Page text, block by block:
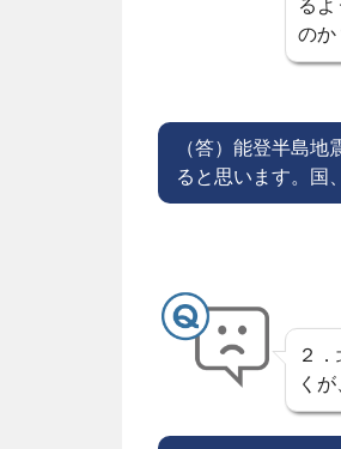
プ
る
のか
（答）能登半島
ると思います。国
２
く